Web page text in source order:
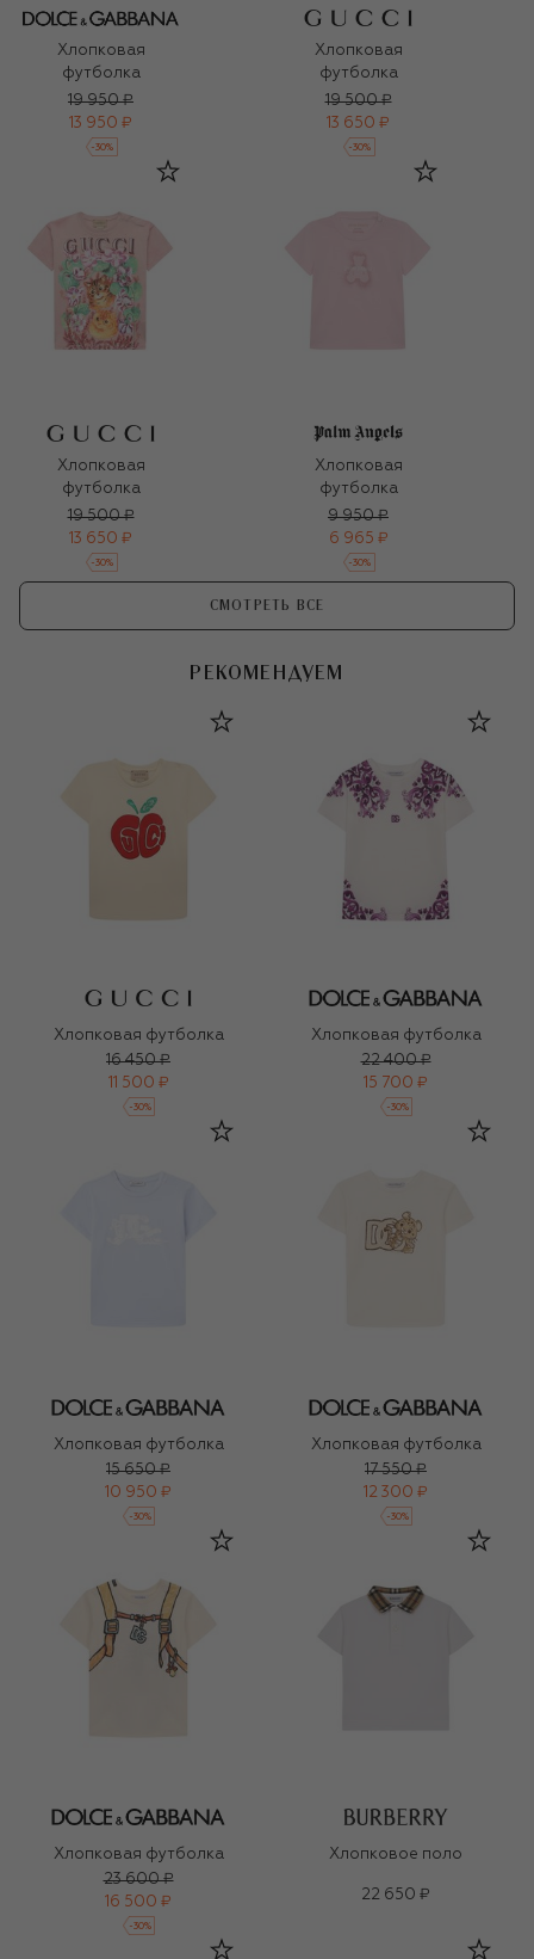
Хлопковая
футболка
19 950 ₽
13 950 ₽
-30%
Хлопковая
футболка
19 500 ₽
13 650 ₽
-30%
Хлопковая
футболка
19 500 ₽
13 650 ₽
-30%
Хлопковая
футболка
9 950 ₽
6 965 ₽
-30%
СМОТРЕТЬ ВСЕ
РЕКОМЕНДУЕМ
Хлопковая футболка
16 450 ₽
11 500 ₽
-30%
Хлопковая футболка
22 400 ₽
15 700 ₽
-30%
Хлопковая футболка
15 650 ₽
10 950 ₽
-30%
Хлопковая футболка
17 550 ₽
12 300 ₽
-30%
Хлопковая футболка
23 600 ₽
16 500 ₽
-30%
Хлопковое поло
22 650 ₽